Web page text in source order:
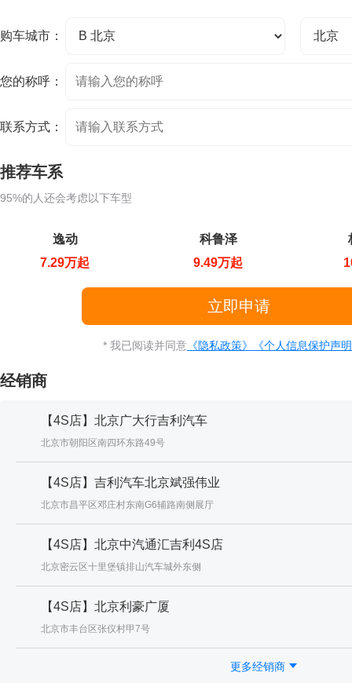
购车城市：
您的称呼：
联系方式：
推荐车系
95%的人还会考虑以下车型
逸动
7.29万起
科鲁泽
9.49万起
* 我已阅读并同意 《隐私政策》 《个人信息保护声
经销商
【4S店】北京广大行吉利汽车
北京市朝阳区南四环东路49号
【4S店】吉利汽车北京斌强伟业
北京市昌平区邓庄村东南G6辅路南侧展厅
【4S店】北京中汽通汇吉利4S店
北京密云区十里堡镇排山汽车城外东侧
【4S店】北京利豪广厦
北京市丰台区张仪村甲7号
更多经销商